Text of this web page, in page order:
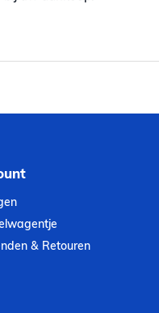
& Retouren